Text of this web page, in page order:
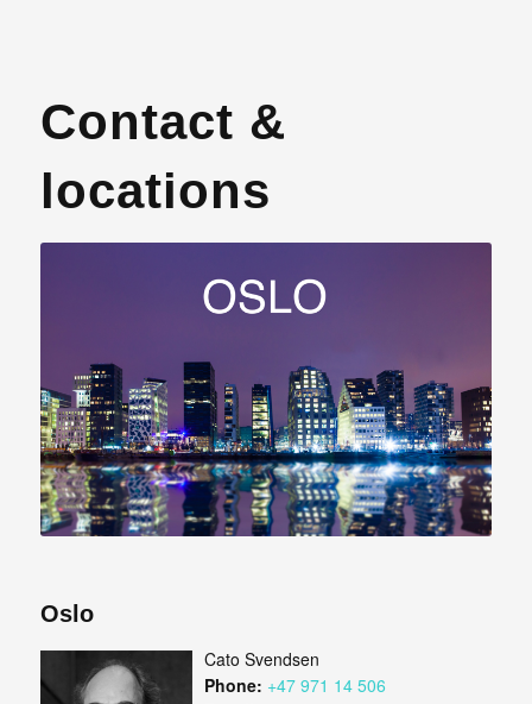
Contact &
locations
Oslo
Cato Svendsen
Phone: +47 971 14 506